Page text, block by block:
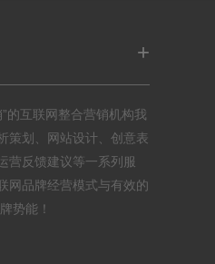
+
的互联网整合营销机构我
策划、网站设计、创意表
营反馈建议等一系列服
网品牌经营模式与有效的
势能！